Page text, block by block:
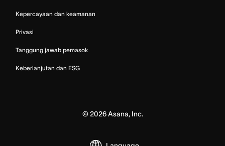
Kepercayaan dan keamanan
Privasi
Tanggung jawab pemasok
Keberlanjutan dan ESG
© 2026Asana, Inc.